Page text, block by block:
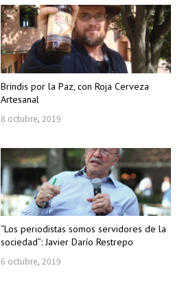
Brindis por la Paz, con Roja Cerveza
Artesanal
8 octubre, 2019
“Los periodistas somos servidores de la
sociedad”: Javier Darío Restrepo
6 octubre, 2019